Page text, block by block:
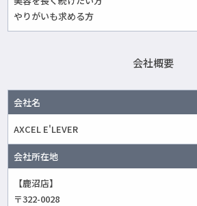
やりがいも求める方
会社概要
会社名
AXCEL E'LEVER
会社所在地
【鹿沼店】
〒322-0028